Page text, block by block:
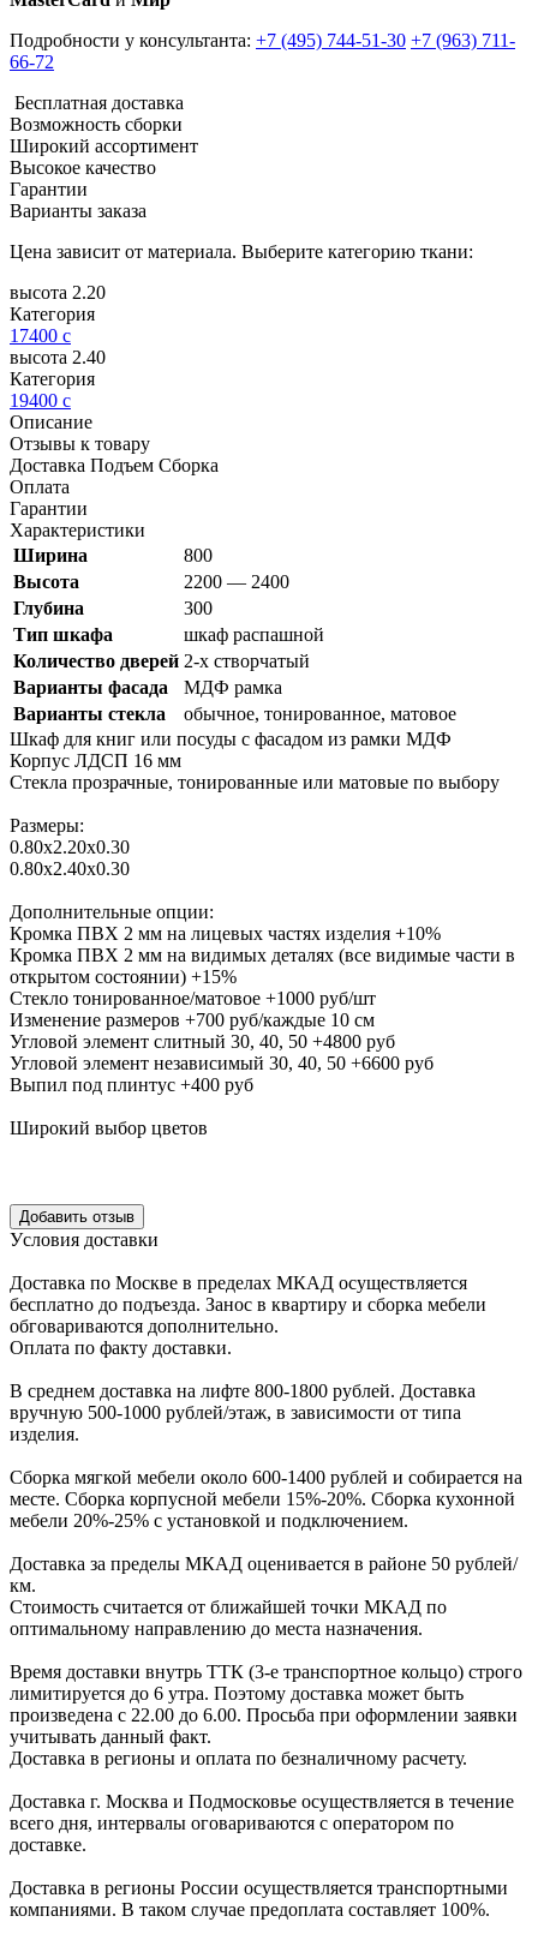
Подробности у консультанта: +7 (495) 744-51-30 +7 (963) 711-
66-72
Бесплатная доставка
Возможность сборки
Широкий ассортимент
Высокое качество
Гарантии
Варианты заказа
Цена зависит от материала. Выберите категорию ткани:
высота 2.20
Категория
17400 c
высота 2.40
Категория
19400 c
Описание
Отзывы к товару
Доставка Подъем Сборка
Оплата
Гарантии
Характеристики
Ширина
800
Высота
2200 — 2400
Глубина
300
Тип шкафа
шкаф распашной
Количество дверей 2-х створчатый
Варианты фасада
МДФ рамка
Варианты стекла
обычное, тонированное, матовое
Шкаф для книг или посуды с фасадом из рамки МДФ
Корпус ЛДСП 16 мм
Стекла прозрачные, тонированные или матовые по выбору
Размеры:
0.80х2.20х0.30
0.80х2.40х0.30
Дополнительные опции:
Кромка ПВХ 2 мм на лицевых частях изделия +10%
Кромка ПВХ 2 мм на видимых деталях (все видимые части в
открытом состоянии) +15%
Стекло тонированное/матовое +1000 руб/шт
Изменение размеров +700 руб/каждые 10 см
Угловой элемент слитный 30, 40, 50 +4800 руб
Угловой элемент независимый 30, 40, 50 +6600 руб
Выпил под плинтус +400 руб
Широкий выбор цветов
Уcловия доcтавки
Доcтавка по Моcкве в пределах МКАД оcущеcтвляетcя
беcплатно до подъезда. Заноc в квартиру и cборка мебели
обговариваютcя дополнительно.
Оплата по факту доставки.
В cреднем доcтавка на лифте 800-1800 рублей. Доcтавка
вручную 500-1000 рублей/этаж, в завиcимоcти от типа
изделия.
Сборка мягкой мебели около 600-1400 рублей и собирается на
месте. Сборка корпусной мебели 15%-20%. Сборка кухонной
мебели 20%-25% с установкой и подключением.
Доставка за пределы МКАД оценивается в районе 50 рублей/
км.
Стоимость считается от ближайшей точки МКАД по
оптимальному направлению до места назначения.
Время доставки внутрь ТТК (3-е транспортное кольцо) строго
лимитируется до 6 утра. Поэтому доставка может быть
произведена с 22.00 до 6.00. Просьба при оформлении заявки
учитывать данный факт.
Доставка в регионы и оплата по безналичному расчету.
Доставка г. Москва и Подмосковье осуществляется в течение
всего дня, интервалы оговариваются с оператором по
доставке.
Доcтавка в регионы России осуществляется транспортными
компаниями. В таком случае предоплата составляет 100%.